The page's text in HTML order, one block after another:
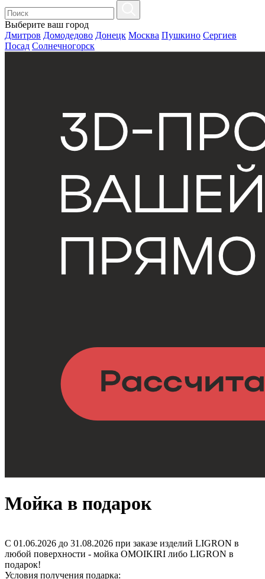
Выберите ваш город
Дмитров Домодедово Донецк Москва Пушкино Сергиев
Посад Солнечногорск
Мойка в подарок
С 01.06.2026 до 31.08.2026 при заказе изделий LIGRON в
любой поверхности - мойка OMOIKIRI либо LIGRON в
подарок!
Условия получения подарка: